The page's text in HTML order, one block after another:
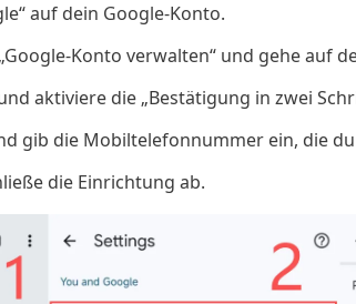
auf dein Google-Konto.
Konto verwalten“ und gehe auf
aktiviere die „Bestätigung in zwei
gib die Mobiltelefonnummer ein, die
die Einrichtung ab.